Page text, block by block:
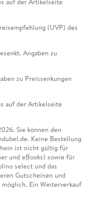
(UVP) des
Angaben zu
zu Preissenkungen
auf der Artikelseite
Sie können den
Keine Bestellung
ist nicht gültig für
und eBooks) sowie für
select und das
Gutscheinen und
Ein Weiterverkauf